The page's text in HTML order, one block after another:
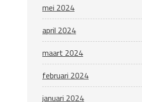
mei 2024
april 2024
maart 2024
februari 2024
januari 2024